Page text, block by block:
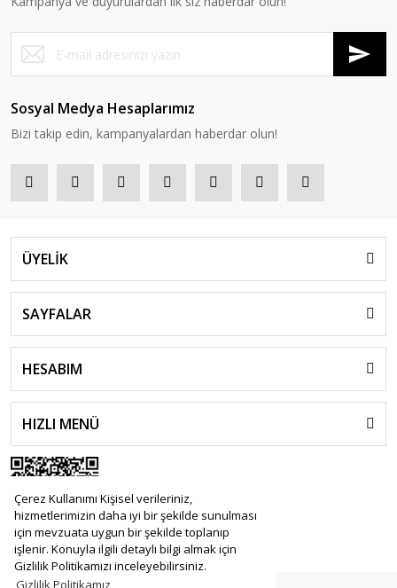
Çerez Kullanımı Kişisel verileriniz,
hizmetlerimizin daha iyi bir şekilde sunulması
için mevzuata uygun bir şekilde toplanıp
işlenir. Konuyla ilgili detaylı bilgi almak için
Gizlilik Politikamızı inceleyebilirsiniz.
Sosyal Medya Hesaplarımız
Bizi takip edin, kampanyalardan haberdar olun!
ÜYELİK
SAYFALAR
HESABIM
HIZLI MENÜ